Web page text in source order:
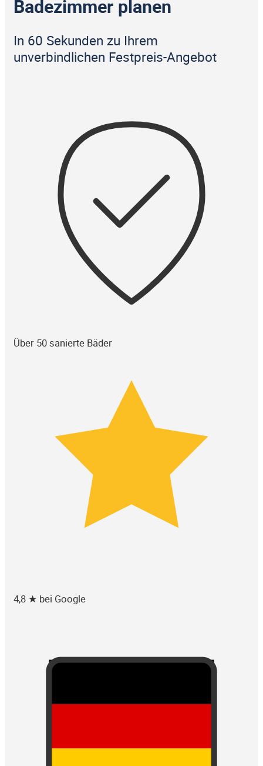
Badezimmer planen
In 60 Sekunden zu Ihrem
unverbindlichen Festpreis-Angebot
Über 50 sanierte Bäder
4,8 ★ bei Google